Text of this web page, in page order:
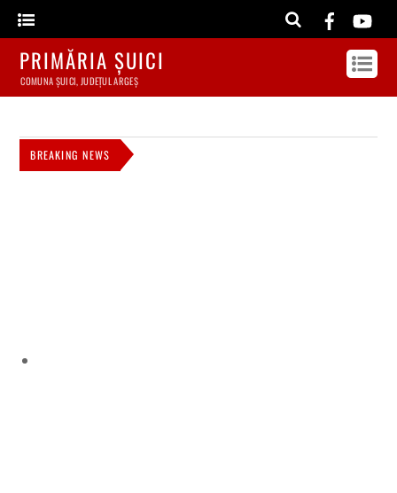
PRIMĂRIA ȘUICI
COMUNA ȘUICI, JUDEȚUL ARGEȘ
BREAKING NEWS